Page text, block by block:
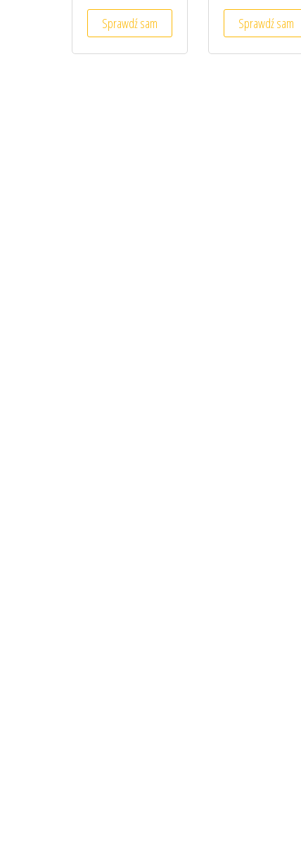
Sprawdź sam Sprawdź sam